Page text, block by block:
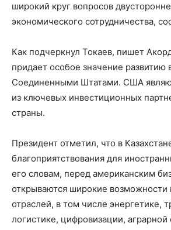
широкий круг вопросов
экономического сотрудничества,
Как подчеркнул Токаев, пишет
придает особое значение развитию
Соединенными Штатами. США
из ключевых инвестиционных
страны.
Президент отметил, что в
благоприятствования для
его словам, перед американским
открываются широкие возможности
отраслей, в том числе энергетике,
логистике, цифровизации, аграрной